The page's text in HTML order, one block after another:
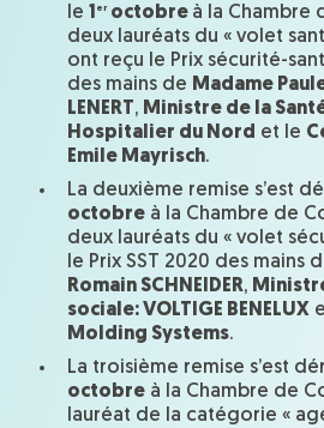
le 1 eroctobre à la Chambre
deux lauréats du « volet
ont reçu le Prix sécurité-
des mains de Madame
LENERT, Ministre de la
Hospitalier du Nord et le
Emile Mayrisch.
La deuxième remise s’est
octobre à la Chambre de
deux lauréats du « volet
le Prix SST 2020 des mains
Romain SCHNEIDER,
sociale: VOLTIGE BENELUX
Molding Systems.
La troisième remise s’est
octobre à la Chambre de
lauréat de la catégorie «